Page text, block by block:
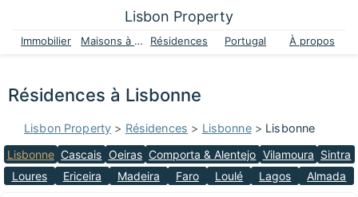
Lisbon Property
Immobilier Maisons à vendre Résidences Portugal À propos
Résidences à Lisbonne
Lisbon Property > Résidences > Lisbonne> Lisbonne
Lisbonne Cascais Oeiras Comporta & Alentejo Vilamoura Sintra
Loures
Ericeira Madeira Faro Loulé Lagos Almada